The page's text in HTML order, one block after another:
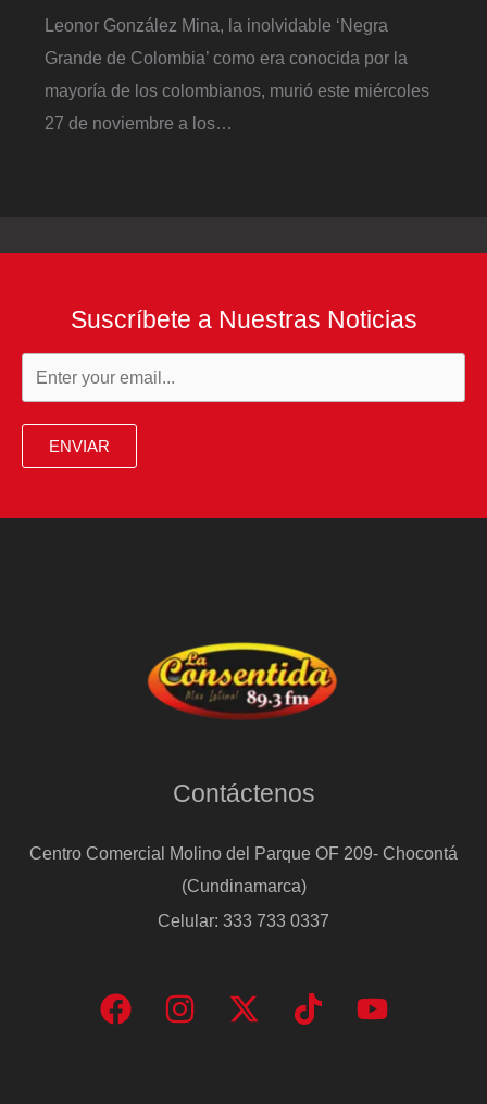
Leonor González Mina, la inolvidable ‘Negra
Grande de Colombia’ como era conocida por la
mayoría de los colombianos, murió este miércoles
27 de noviembre a los…
Suscríbete a Nuestras Noticias
ENVIAR
Contáctenos
Centro Comercial Molino del Parque OF 209- Chocontá
(Cundinamarca)
Celular: 333 733 0337